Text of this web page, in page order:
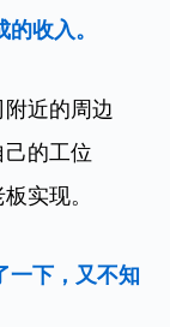
收入。
近的周边
的工位
实现。
一下，又不知